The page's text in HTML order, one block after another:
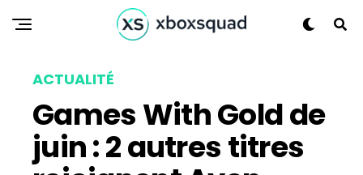
ACTUALITÉ
Games With Gold de
juin : 2 autres titres